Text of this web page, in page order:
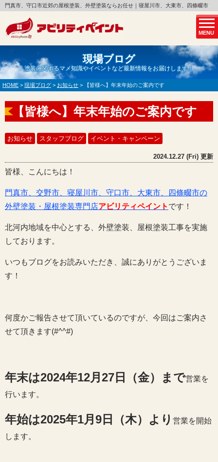
MENU
門真市、守口市近郊の屋根塗装、外壁塗装ならお任せ｜寝屋川市、大東市、四條畷市
現場ブログ
塗装に関するマメ知識やイベントなど最新情報をお届けします！
HOME > 現場ブログ > お知らせ > 【皆様へ】年末年始のご案内です
【皆様へ】年末年始のご案内です
お知らせ スタッフブログ イベント・キャンペーン
2024.12.27 (Fri) 更新
皆様、こんにちは！
門真市、交野市、寝屋川市、守口市、大東市、四條畷市の
外壁塗装・屋根塗装専門店アビリティペイント です！
北河内地域を中心とする、外壁塗装、屋根塗装工事を実施
しております。
いつもブログをお読みいただき、誠にありがとうございま
す！
何度かご報告させて頂いているのですが、今回はご案内さ
せて頂きます(#^^#)
年末は2024年12月27日（金）まで営業を
行います。
年始は2025年1月9日（木）より 営業を開始
します。